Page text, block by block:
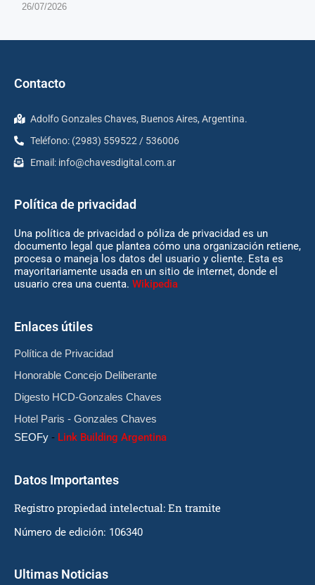
26/07/2026
Contacto
Adolfo Gonzales Chaves, Buenos Aires, Argentina.
Teléfono: (2983) 559522 / 536006
Email: info@chavesdigital.com.ar
Política de privacidad
Una política de privacidad o póliza de privacidad es un
documento legal que plantea cómo una organización retiene,
procesa o maneja los datos del usuario y cliente. Esta es
mayoritariamente usada en un sitio de internet, donde el
usuario crea una cuenta. Wikipedia
Enlaces útiles
Política de Privacidad
Honorable Concejo Deliberante
Digesto HCD-Gonzales Chaves
Hotel Paris - Gonzales Chaves
SEOFy - Link Building Argentina
Datos Importantes
Registro propiedad intelectual: En tramite
Número de edición: 106340
Ultimas Noticias